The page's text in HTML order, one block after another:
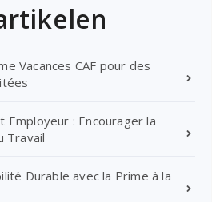
Vacances CAF pour des
Employeur : Encourager la
Travail
Durable avec la Prime à la